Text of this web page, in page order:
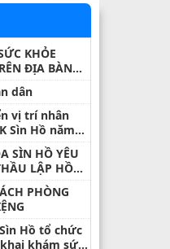
KHỎE
ĐỊA BÀN
dân
vị trí nhân
Sìn Hồ năm
SÌN HỒ YÊU
LẬP HỒ
NĂM
PHÒNG
Hồ tổ chức
khám sức